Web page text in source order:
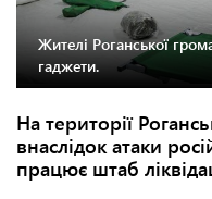
Жителі Роганської
гаджети.
На території
внаслідок атаки
працює штаб